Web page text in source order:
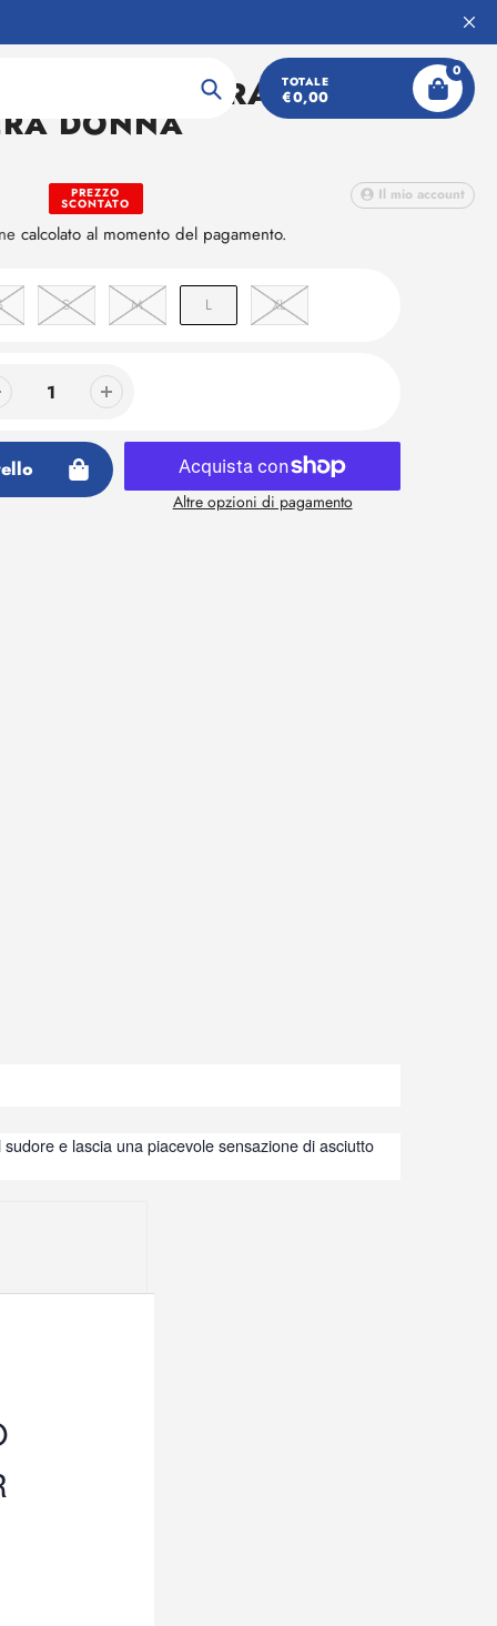
Ricerca
TOTALE
€0,00
0
Il mio account
NATURAL TRAINING
DONNA
PREZZO
SCONTATO
calcolato al momento del pagamento.
S M L XL
Altre opzioni di pagamento
e lascia una piacevole sensazione di asciutto